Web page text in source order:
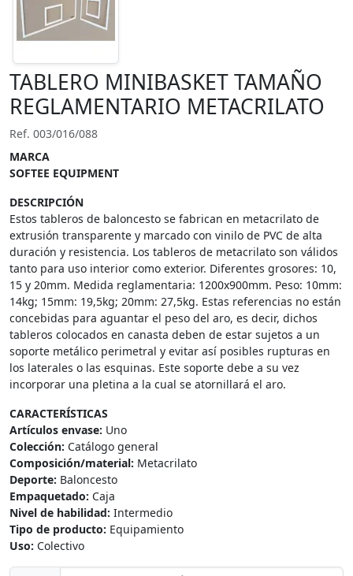
TABLERO MINIBASKET TAMAÑO
REGLAMENTARIO METACRILATO
Ref. 003/016/088
MARCA
SOFTEE EQUIPMENT
DESCRIPCIÓN
Estos tableros de baloncesto se fabrican en metacrilato de
extrusión transparente y marcado con vinilo de PVC de alta
duración y resistencia. Los tableros de metacrilato son válidos
tanto para uso interior como exterior. Diferentes grosores: 10,
15 y 20mm. Medida reglamentaria: 1200x900mm. Peso: 10mm:
14kg; 15mm: 19,5kg; 20mm: 27,5kg. Estas referencias no están
concebidas para aguantar el peso del aro, es decir, dichos
tableros colocados en canasta deben de estar sujetos a un
soporte metálico perimetral y evitar así posibles rupturas en
los laterales o las esquinas. Este soporte debe a su vez
incorporar una pletina a la cual se atornillará el aro.
CARACTERÍSTICAS
Artículos envase: Uno
Colección: Catálogo general
Composición/material: Metacrilato
Deporte: Baloncesto
Empaquetado: Caja
Nivel de habilidad: Intermedio
Tipo de producto: Equipamiento
Uso: Colectivo